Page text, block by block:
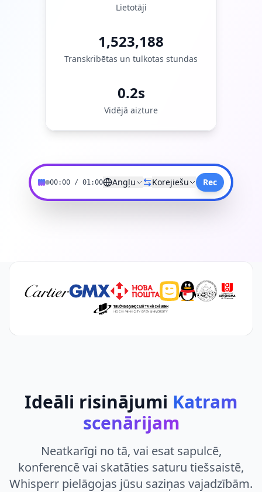
Lietotāji
1,523,188
Transkribētas un tulkotas stundas
0.2s
Vidējā aizture
00:00 / 01:00 Angļu Korejiešu Rec
Ideāli risinājumi Katram
scenārijam
Neatkarīgi no tā, vai esat sapulcē,
konferencē vai skatāties saturu tiešsaistē,
Whisperr pielāgojas jūsu saziņas vajadzībām.